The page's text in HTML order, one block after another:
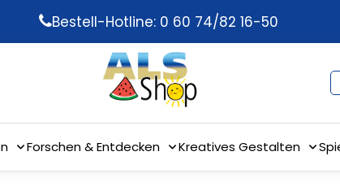
Bestell-Hotline: 0 60 74/82 16-50
Forschen & Entdecken Kreatives Gestalten